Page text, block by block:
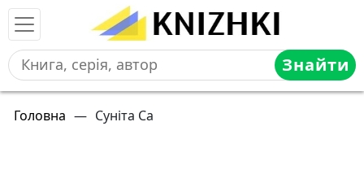
Знайти
Головна — Суніта Са